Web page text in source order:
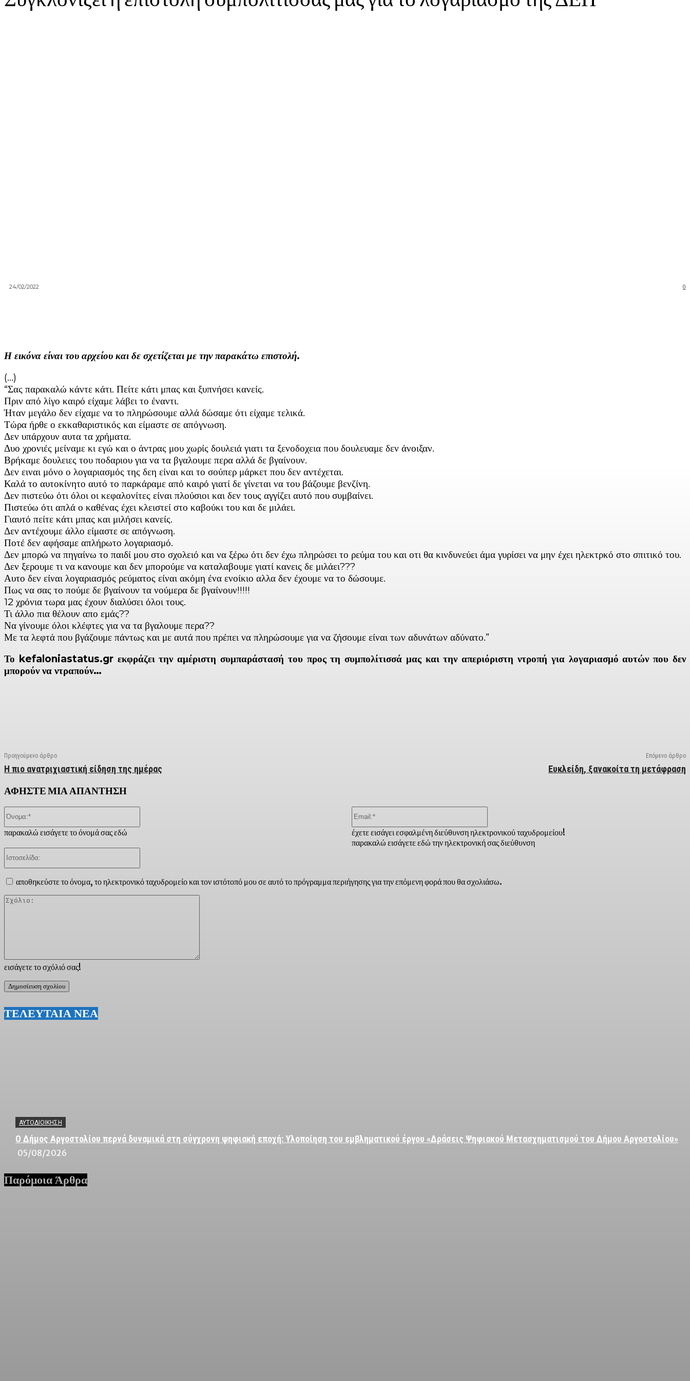
0
24/02/2022
Η εικόνα είναι του αρχείου και δε σχετίζεται με την παρακάτω επιστολή.
(…)
“Σας παρακαλώ κάντε κάτι. Πείτε κάτι μπας και ξυπνήσει κανείς.
Πριν από λίγο καιρό είχαμε λάβει το έναντι.
Ήταν μεγάλο δεν είχαμε να το πληρώσουμε αλλά δώσαμε ότι είχαμε τελικά.
Τώρα ήρθε ο εκκαθαριστικός και είμαστε σε απόγνωση.
Δεν υπάρχουν αυτα τα χρήματα.
Δυο χρονιές μείναμε κι εγώ και ο άντρας μου χωρίς δουλειά γιατι τα ξενοδοχεια που δουλευαμε δεν άνοιξαν.
Βρήκαμε δουλειες του ποδαριου για να τα βγαλουμε περα αλλά δε βγαίνουν.
Δεν ειναι μόνο ο λογαριασμός της δεη είναι και το σούπερ μάρκετ που δεν αντέχεται.
Καλά το αυτοκίνητο αυτό το παρκάραμε από καιρό γιατί δε γίνεται να του βάζουμε βενζίνη.
Δεν πιστεύω ότι όλοι οι κεφαλονίτες είναι πλούσιοι και δεν τους αγγίζει αυτό που συμβαίνει.
Πιστεύω ότι απλά ο καθένας έχει κλειστεί στο καβούκι του και δε μιλάει.
Γιαυτό πείτε κάτι μπας και μιλήσει κανείς.
Δεν αντέχουμε άλλο είμαστε σε απόγνωση.
Ποτέ δεν αφήσαμε απλήρωτο λογαριασμό.
Δεν μπορώ να πηγαίνω το παιδί μου στο σχολειό και να ξέρω ότι δεν έχω πληρώσει το ρεύμα του και οτι θα κινδυνεύει άμα γυρίσει να μην έχει ηλεκτρκό στο σπιτικό του.
Δεν ξερουμε τι να κανουμε και δεν μπορούμε να καταλαβουμε γιατί κανεις δε μιλάει???
Αυτο δεν είναι λογαριασμός ρεύματος είναι ακόμη ένα ενοίκιο αλλα δεν έχουμε να το δώσουμε.
Πως να σας το πούμε δε βγαίνουν τα νούμερα δε βγαίνουν!!!!!
12 χρόνια τωρα μας έχουν διαλύσει όλοι τους.
Τι άλλο πια θέλουν απο εμάς??
Να γίνουμε όλοι κλέφτες για να τα βγαλουμε περα??
Με τα λεφτά που βγάζουμε πάντως και με αυτά που πρέπει να πληρώσουμε για να ζήσουμε είναι των αδυνάτων αδύνατο.”
Το kefaloniastatus.gr εκφράζει την αμέριστη συμπαράστασή του προς τη συμπολίτισσά μας και την απεριόριστη ντροπή για λογαριασμό αυτών που δεν
μπορούν να ντραπούν…
Προηγούμενο άρθρο
Η πιο ανατριχιαστική είδηση της ημέρας
Επόμενο άρθρο
Ευκλείδη, ξανακοίτα τη μετάφραση
ΑΦΗΣΤΕ ΜΙΑ ΑΠΑΝΤΗΣΗ
εισάγετε το σχόλιό σας!
παρακαλώ εισάγετε το όνομά σας εδώ
έχετε εισάγει εσφαλμένη διεύθυνση ηλεκτρονικού ταχυδρομείου!
παρακαλώ εισάγετε εδώ την ηλεκτρονική σας διεύθυνση
αποθηκεύστε το όνομα, το ηλεκτρονικό ταχυδρομείο και τον ιστότοπό μου σε αυτό το πρόγραμμα περιήγησης για την επόμενη φορά που θα σχολιάσω.
ΤΕΛΕΥΤΑΙΑ ΝΕΑ
ΑΥΤΟΔΙΟΙΚΗΣΗ
Ο Δήμος Αργοστολίου περνά δυναμικά στη σύγχρονη ψηφιακή εποχή: Υλοποίηση του εμβληματικού έργου «Δράσεις Ψηφιακού Μετασχηματισμού του Δήμου Αργοστολίου»
05/08/2026
Παρόμοια Άρθρα